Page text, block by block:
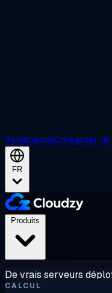
AssistanceContacter
FR
De vrais serveurs
CALCUL